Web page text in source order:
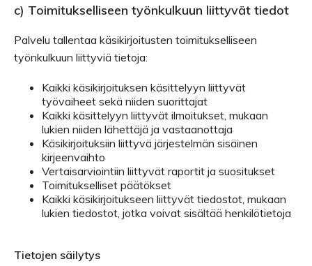
c) Toimitukselliseen työnkulkuun liittyvät tiedot
Palvelu tallentaa käsikirjoitusten toimitukselliseen
työnkulkuun liittyviä tietoja:
Kaikki käsikirjoituksen käsittelyyn liittyvät
työvaiheet sekä niiden suorittajat
Kaikki käsittelyyn liittyvät ilmoitukset, mukaan
lukien niiden lähettäjä ja vastaanottaja
Käsikirjoituksiin liittyvä järjestelmän sisäinen
kirjeenvaihto
Vertaisarviointiin liittyvät raportit ja suositukset
Toimitukselliset päätökset
Kaikki käsikirjoitukseen liittyvät tiedostot, mukaan
lukien tiedostot, jotka voivat sisältää henkilötietoja
Tietojen säilytys